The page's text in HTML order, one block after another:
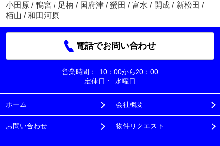
小田原 / 鴨宮 / 足柄 / 国府津 / 螢田 / 富水 / 開成 / 新松田 /
栢山 / 和田河原
電話でお問い合わせ
営業時間：
10：00から20：00
定休日：
水曜日
ホーム 会社概要
お問い合わせ 物件リクエスト